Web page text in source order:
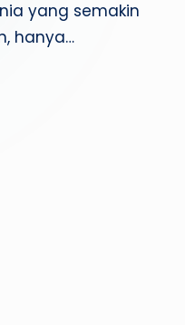
yang semakin
hanya…